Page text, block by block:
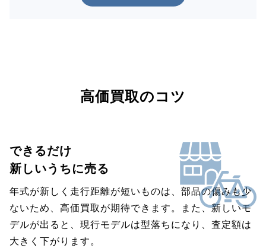
高価買取のコツ
できるだけ
新しいうちに売る
年式が新しく走行距離が短いものは、部品の傷みも少
ないため、高価買取が期待できます。また、新しいモ
デルが出ると、現行モデルは型落ちになり、査定額は
大きく下がります。